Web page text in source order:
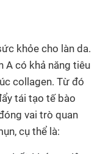
khỏe cho làn da.
A có khả năng tiêu
collagen. Từ đó
tái tạo tế bào
vai trò quan
cụ thể là: